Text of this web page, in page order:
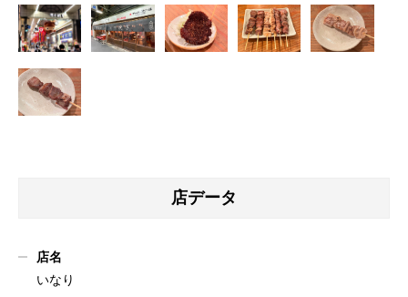
店データ
店名
いなり